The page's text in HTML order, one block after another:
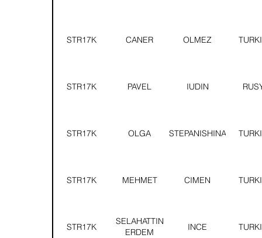
STR17K CANER OLMEZ
STR17K PAVEL IUDIN
STR17K OLGA STEPANISHINA
STR17K MEHMET CIMEN
STR17K
SELAHATTIN
ERDEM
INCE